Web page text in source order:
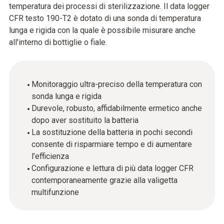
temperatura dei processi di sterilizzazione. Il data logger
CFR testo 190-T2 è dotato di una sonda di temperatura
lunga e rigida con la quale è possibile misurare anche
all'interno di bottiglie o fiale.
Monitoraggio ultra-preciso della temperatura con
sonda lunga e rigida
Durevole, robusto, affidabilmente ermetico anche
dopo aver sostituito la batteria
La sostituzione della batteria in pochi secondi
consente di risparmiare tempo e di aumentare
l’efficienza
Configurazione e lettura di più data logger CFR
contemporaneamente grazie alla valigetta
multifunzione